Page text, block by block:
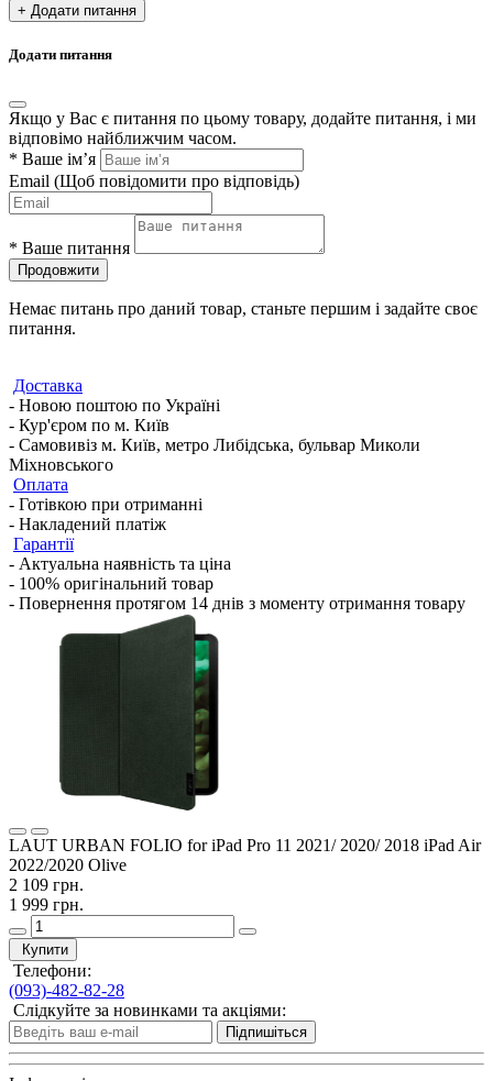
+ Додати питання
Додати питання
Якщо у Вас є питання по цьому товару, додайте питання, і ми
відповімо найближчим часом.
* Ваше ім’я
Email (Щоб повідомити про відповідь)
* Ваше питання
Продовжити
Немає питань про даний товар, станьте першим і задайте своє
питання.
Доставка
- Новою поштою по Україні
- Кур'єром по м. Київ
- Самовивіз м. Київ, метро Либідська, бульвар Миколи
Міхновського
Оплата
- Готівкою при отриманні
- Накладений платіж
Гарантії
- Актуальна наявність та ціна
- 100% оригінальний товар
- Повернення протягом 14 днів з моменту отримання товару
LAUT URBAN FOLIO for iPad Pro 11 2021/ 2020/ 2018 iPad Air
2022/2020 Olive
2 109 грн.
1 999 грн.
Купити
Телефони:
(093)-482-82-28
Слідкуйте за новинками та акціями:
Підпишіться